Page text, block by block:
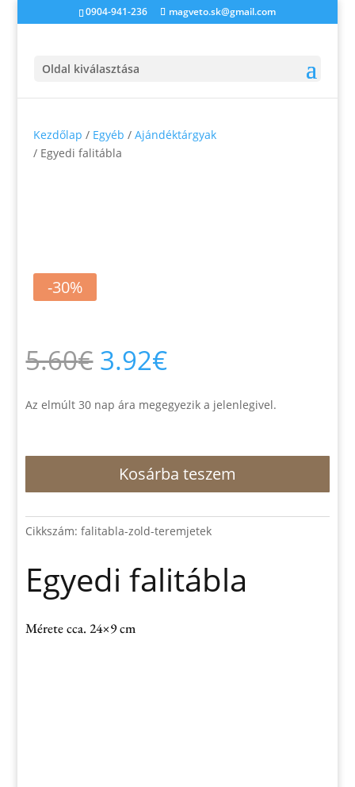
0904-941-236 magveto.sk@gmail.com
Oldal kiválasztása
Kezdőlap / Egyéb /Ajándéktárgyak
/ Egyedi falitábla
-30%
5.60€ Original
price
was:
5.60€.
3.92€Current
is:
3.92€.
Az elmúlt 30 nap ára megegyezik a jelenlegivel.
Egyedi
mennyiség
Kosárba teszem
Cikkszám:falitabla-zold-teremjetek
Egyedi falitábla
Mérete cca. 24×9 cm